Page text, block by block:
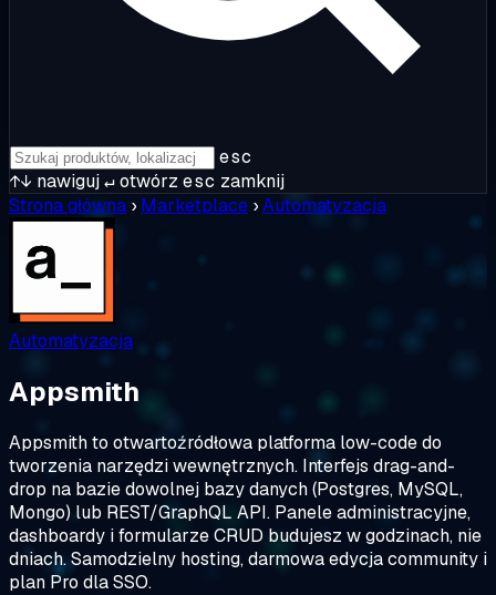
esc
↑↓ nawiguj↵otwórz esc zamknij
Strona główna › Marketplace ›Automatyzacja
Automatyzacja
Appsmith
Appsmith to otwartoźródłowa platforma low-code do
tworzenia narzędzi wewnętrznych. Interfejs drag-and-
drop na bazie dowolnej bazy danych (Postgres, MySQL,
Mongo) lub REST/GraphQL API. Panele administracyjne,
dashboardy i formularze CRUD budujesz w godzinach, nie
dniach. Samodzielny hosting, darmowa edycja community i
plan Pro dla SSO.